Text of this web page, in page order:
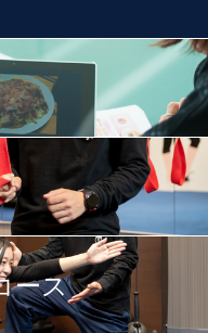
ース